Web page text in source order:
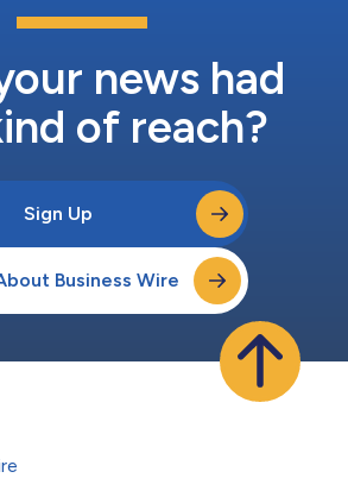
亘る取締役、特に野澤氏の潜在的な影響力
な対抗措置となり得る」と述べ、株主目線
news had
of reach?
Sign Up
Business Wire